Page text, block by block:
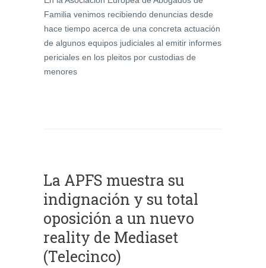
Familia venimos recibiendo denuncias desde
hace tiempo acerca de una concreta actuación
de algunos equipos judiciales al emitir informes
periciales en los pleitos por custodias de
menores
La APFS muestra su
indignación y su total
oposición a un nuevo
reality de Mediaset
(Telecinco)